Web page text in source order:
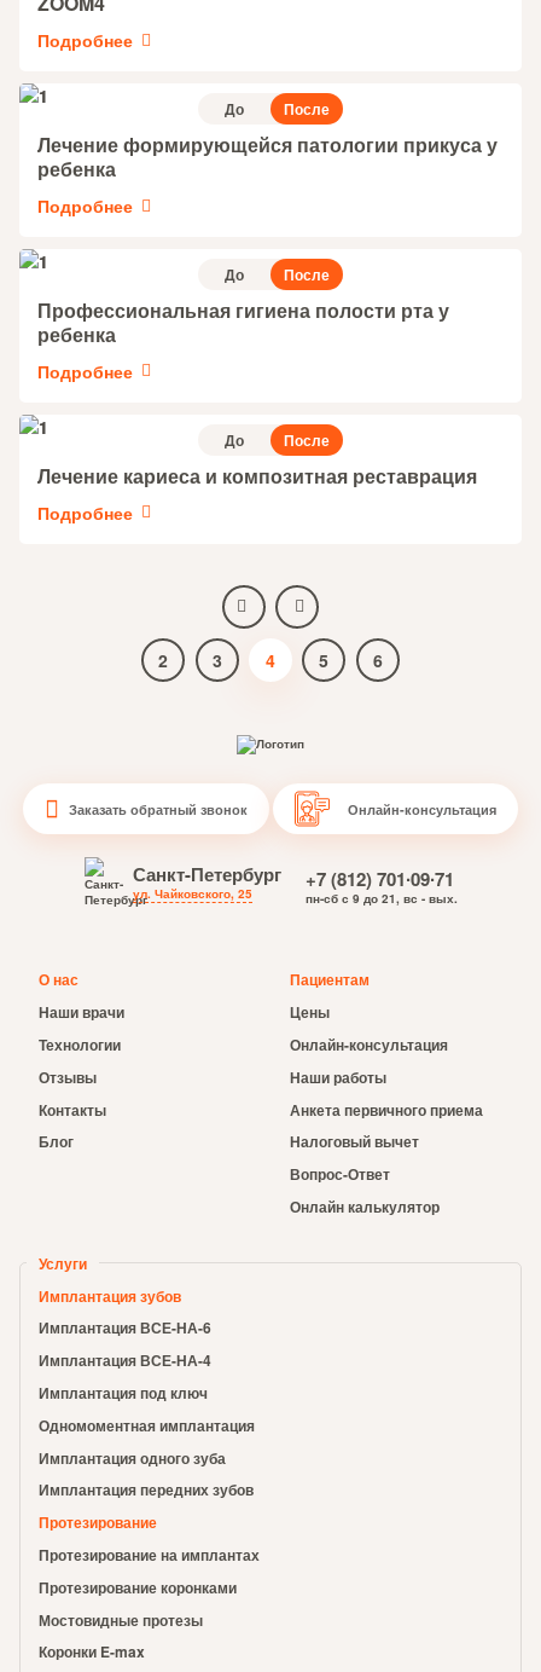
Подробнее
До После
Лечение формирующейся патологии прикуса у
ребенка
Подробнее
До После
Профессиональная гигиена полости рта у
ребенка
Подробнее
До После
Лечение кариеса и композитная реставрация
Подробнее
2 3 4 5 6
Санкт-Петербург
ул. Чайковского, 25
+7 (812) 701∙09∙71
пн-сб с 9 до 21, вс - вых.
Заказать обратный звонок Онлайн-консультация
О нас
Наши врачи
Технологии
Отзывы
Контакты
Блог
Пациентам
Цены
Онлайн-консультация
Наши работы
Анкета первичного приема
Налоговый вычет
Вопрос-Ответ
Онлайн калькулятор
Услуги
Имплантация зубов
Имплантация ВСЕ-НА-6
Имплантация ВСЕ-НА-4
Имплантация под ключ
Одномоментная имплантация
Имплантация одного зуба
Имплантация передних зубов
Протезирование
Протезирование на имплантах
Протезирование коронками
Мостовидные протезы
Коронки E-max